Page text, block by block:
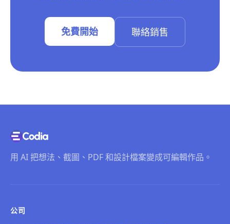
免費開始 聯絡銷售
用 AI 把想法、截圖、PDF 和設計檔案變成可編輯作品。
公司